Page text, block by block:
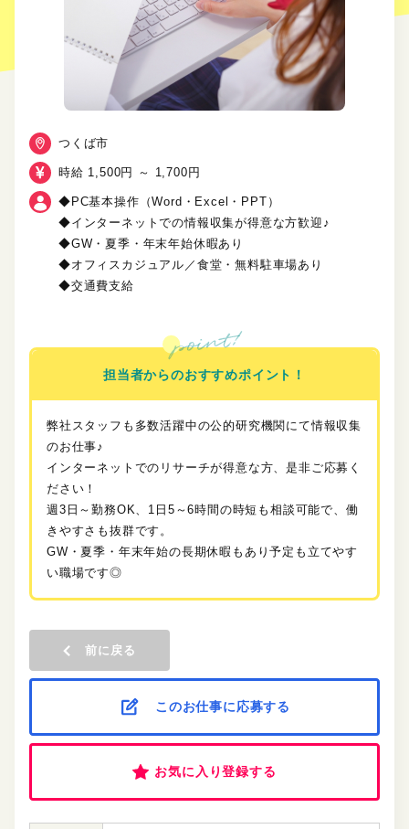
つくば市
時給 1,500円 ～ 1,700円
◆PC基本操作（Word・Excel・PPT）
◆インターネットでの情報収集が得意な方歓迎♪
◆GW・夏季・年末年始休暇あり
◆オフィスカジュアル／食堂・無料駐車場あり
◆交通費支給
担当者からのおすすめポイント！
弊社スタッフも多数活躍中の公的研究機関にて情報収集
のお仕事♪
インターネットでのリサーチが得意な方、是非ご応募く
ださい！
週3日～勤務OK、1日5～6時間の時短も相談可能で、働
きやすさも抜群です。
GW・夏季・年末年始の長期休暇もあり予定も立てやす
い職場です◎
前に戻る
このお仕事に応募する
お気に入り登録する